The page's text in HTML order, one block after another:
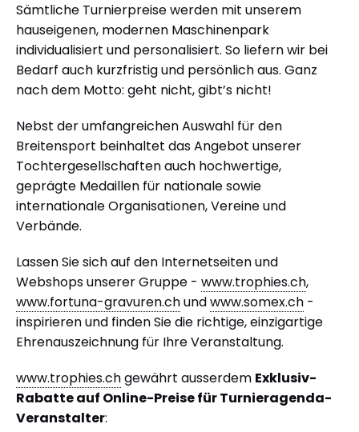
Sämtliche Turnierpreise werden mit unserem
hauseigenen, modernen Maschinenpark
individualisiert und personalisiert. So liefern wir bei
Bedarf auch kurzfristig und persönlich aus. Ganz
nach dem Motto: geht nicht, gibt’s nicht!
Nebst der umfangreichen Auswahl für den
Breitensport beinhaltet das Angebot unserer
Tochtergesellschaften auch hochwertige,
geprägte Medaillen für nationale sowie
internationale Organisationen, Vereine und
Verbände.
Lassen Sie sich auf den Internetseiten und
Webshops unserer Gruppe - www.trophies.ch,
www.fortuna-gravuren.chundwww.somex.ch -
inspirieren und finden Sie die richtige, einzigartige
Ehrenauszeichnung für Ihre Veranstaltung.
www.trophies.chgewährt ausserdem Exklusiv-
Rabatte auf Online-Preise für Turnieragenda-
Veranstalter: